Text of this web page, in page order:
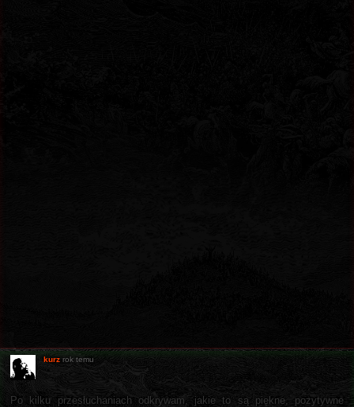
kurz rok temu
Po kilku przesłuchaniach odkrywam, jakie to są piękne, pozytywne